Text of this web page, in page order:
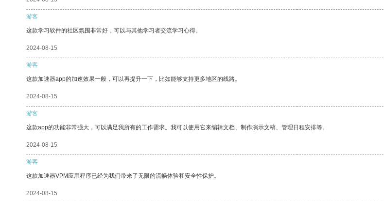
游客
这款学习软件的社区氛围非常好，可以与其他学习者交流学习心得。
2024-08-15
游客
这款加速器app的加速效果一般，可以再提升一下，比如能够支持更多地区的线路。
2024-08-15
游客
这款app的功能非常强大，可以满足我所有的工作需求。我可以使用它来编辑文档、制作演示文稿、管理日程安排等。
2024-08-15
游客
这款加速器VPM应用程序已经为我们带来了无限的流畅体验和安全性保护。
2024-08-15